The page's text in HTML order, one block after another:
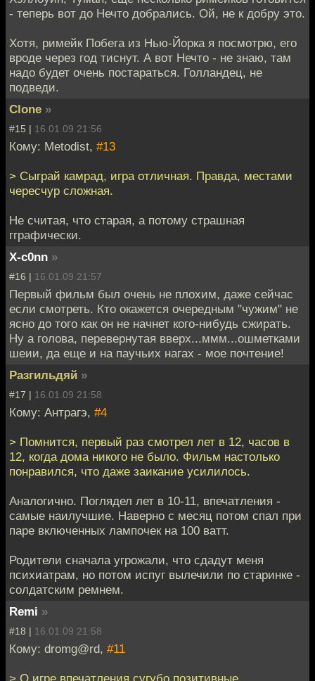
- теперь вот до Нечто добрались. Ой, не к добру это.
Хотя, римейк Побега из Нью-Йорка я посмотрю, его
вроде через год тиснут. А вот Нечто - не знаю, там
надо будет очень постараться. Голландец, не
подведи.
Clone »
#15 | 16.01.09 21:56
Кому: Metodist, #13
> Сыграй камрад, игра отличная. Правда, местами
чересчур сложная.
Не считая, что старая, а потому страшная
гграфически.
X-c0nn »
#16 | 16.01.09 21:57
Первый фильм был очень не плохим, даже сейчас
если смотреть. Кто окажется очередным "чужим" не
ясно до того как он не начнет кого-нибудь сжирать.
Ну а голова, перевернутая вверх...ммм...ошметками
шеии, да еще и на паучьих нагах - мое почтение!
Разгильдяй »
#17 | 16.01.09 21:58
Кому: Антрагэ, #4
> Помнится, первый раз смотрел лет в 12, часов в
12, когда дома никого не было. Фильм настолько
понравился, что даже заикание усилилось.
Аналогично. Поглядел лет в 10-11, впечатления -
самые наилучшие. Наверно с месяц потом спал при
паре включенных лампочек на 100 ватт.
Родители сначала угрожали, что сдадут меня
психиатрам, но потом испуг вылечили по старинке -
солдатским ремнем.
Remi »
#18 | 16.01.09 21:58
Кому: dromg@rd, #11